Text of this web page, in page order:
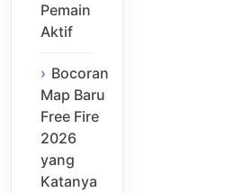
Pemain
Aktif
Bocoran
Map Baru
Free Fire
2026
yang
Katanya